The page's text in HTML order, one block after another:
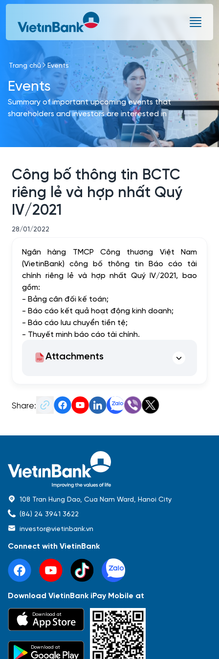
Skip to Main Content
Báo cáo tài chính Thông tin giao dịch
Sự kiện
Trang chủ Events
Events
Summary of important upcoming events that
shareholders and investors are interested in
Công bố thông tin BCTC
riêng lẻ và hợp nhất Quý
IV/2021
28/01/2022
Ngân hàng TMCP Công thương Việt Nam
(VietinBank) công bố thông tin Báo cáo tài
chính riêng lẻ và hợp nhất Quý IV/2021, bao
gồm:
- Bảng cân đối kế toán;
- Báo cáo kết quả hoạt động kinh doanh;
- Báo cáo lưu chuyển tiền tệ;
- Thuyết minh báo cáo tài chính.
Attachments
Share:
108 Tran Hung Dao, Cua Nam Ward, Hanoi City
(84) 24 3941 3622
investor@vietinbank.vn
Connect with VietinBank
Download VietinBank iPay Mobile at
Download at
Download at